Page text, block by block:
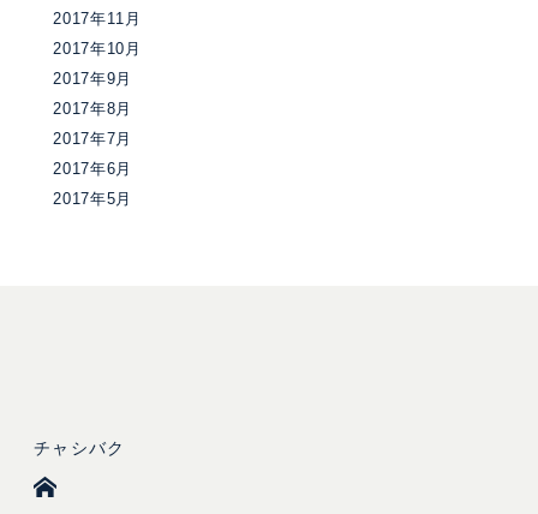
2017年11月
2017年10月
2017年9月
2017年8月
2017年7月
2017年6月
2017年5月
チャシバク